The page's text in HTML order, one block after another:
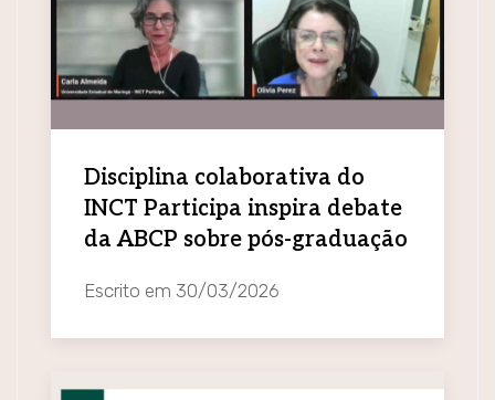
Disciplina colaborativa do
INCT Participa inspira debate
da ABCP sobre pós-graduação
Escrito em 30/03/2026